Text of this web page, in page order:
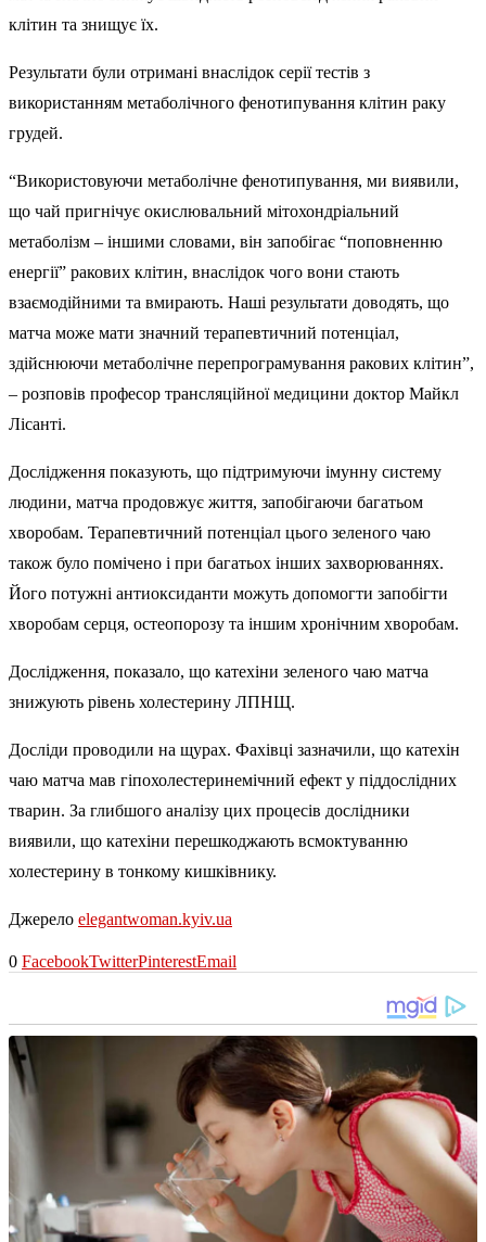
клітин та знищує їх.
Результати були отримані внаслідок серії тестів з
використанням метаболічного фенотипування клітин раку
грудей.
“Використовуючи метаболічне фенотипування, ми виявили,
що чай пригнічує окислювальний мітохондріальний
метаболізм – іншими словами, він запобігає “поповненню
енергії” ракових клітин, внаслідок чого вони стають
взаємодійними та вмирають. Наші результати доводять, що
матча може мати значний терапевтичний потенціал,
здійснюючи метаболічне перепрограмування ракових клітин”,
– розповів професор трансляційної медицини доктор Майкл
Лісанті.
Дослідження показують, що підтримуючи імунну систему
людини, матча продовжує життя, запобігаючи багатьом
хворобам. Терапевтичний потенціал цього зеленого чаю
також було помічено і при багатьох інших захворюваннях.
Його потужні антиоксиданти можуть допомогти запобігти
хворобам серця, остеопорозу та іншим хронічним хворобам.
Дослідження, показало, що катехіни зеленого чаю матча
знижують рівень холестерину ЛПНЩ.
Досліди проводили на щурах. Фахівці зазначили, що катехін
чаю матча мав гіпохолестеринемічний ефект у піддослідних
тварин. За глибшого аналізу цих процесів дослідники
виявили, що катехіни перешкоджають всмоктуванню
холестерину в тонкому кишківнику.
Джерело elegantwoman.kyiv.ua
0 FacebookTwitterPinterestEmail